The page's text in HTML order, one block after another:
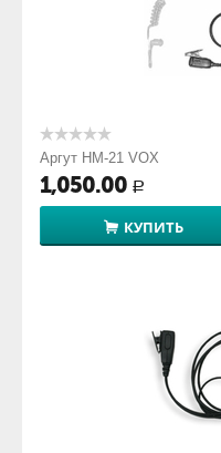
Аргут HM-21 VOX
1,050.00 Р
КУПИТЬ